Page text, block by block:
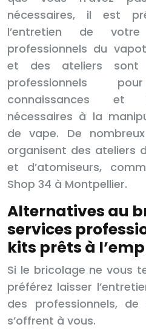
nécessaires, il est
l’entretien de
professionnels du
et des ateliers sont
professionnels
connaissances et
nécessaires à la
de vape. De
organisent des ateliers
et d’atomiseurs,
Shop 34 à Montpellier.
Alternatives au
services
kits prêts à
Si le bricolage ne vous
préférez laisser
des professionnels, de
s’offrent à vous.